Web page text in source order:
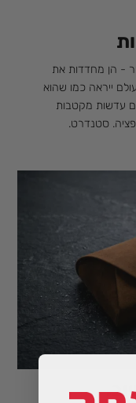
- הן מחדדות את
ייראה כמו שהוא
עדשות מקטבות